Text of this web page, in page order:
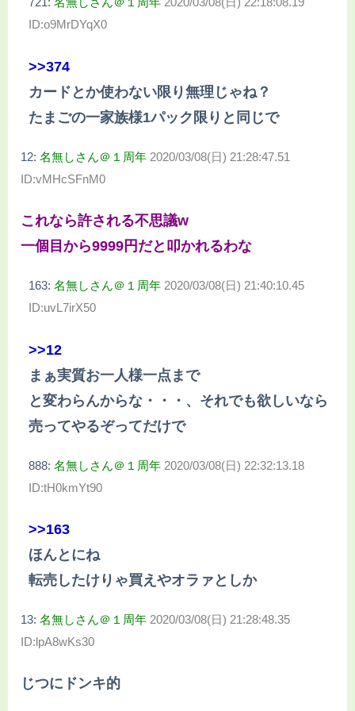
ID:o9MrDYqX0
>>374
カードとか使わない限り無理じゃね？
たまごの一家族様1パック限りと同じで
12: 名無しさん＠１周年 2020/03/08(日) 21:28:47.51
ID:vMHcSFnM0
これなら許される不思議w
一個目から9999円だと叩かれるわな
163: 名無しさん＠１周年 2020/03/08(日) 21:40:10.45
ID:uvL7irX50
>>12
まぁ実質お一人様一点まで
と変わらんからな・・・、それでも欲しいなら
売ってやるぞってだけで
888: 名無しさん＠１周年 2020/03/08(日) 22:32:13.18
ID:tH0kmYt90
>>163
ほんとにね
転売したけりゃ買えやオラァとしか
13: 名無しさん＠１周年 2020/03/08(日) 21:28:48.35
ID:lpA8wKs30
じつにドンキ的